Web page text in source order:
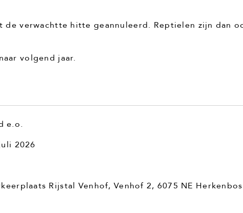
de verwachtte hitte geannuleerd. Reptielen zijn dan
volgend jaar.
e.o.
2026
Rijstal Venhof, Venhof 2, 6075 NE